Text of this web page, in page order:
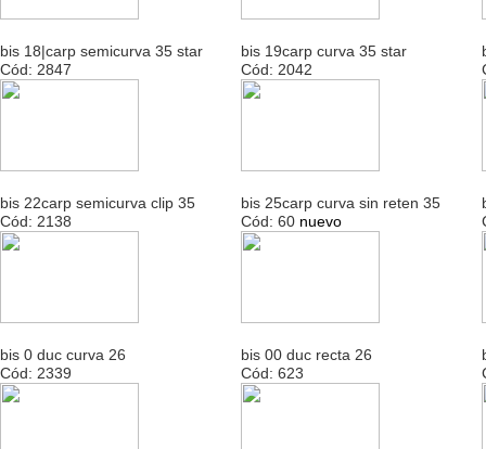
bis 18|carp semicurva 35 star
Cód: 2847
bis 19carp curva 35 star
Cód: 2042
bis 22carp semicurva clip 35
Cód: 2138
bis 25carp curva sin reten 35
Cód: 60 nuevo
bis 0 duc curva 26
Cód: 2339
bis 00 duc recta 26
Cód: 623